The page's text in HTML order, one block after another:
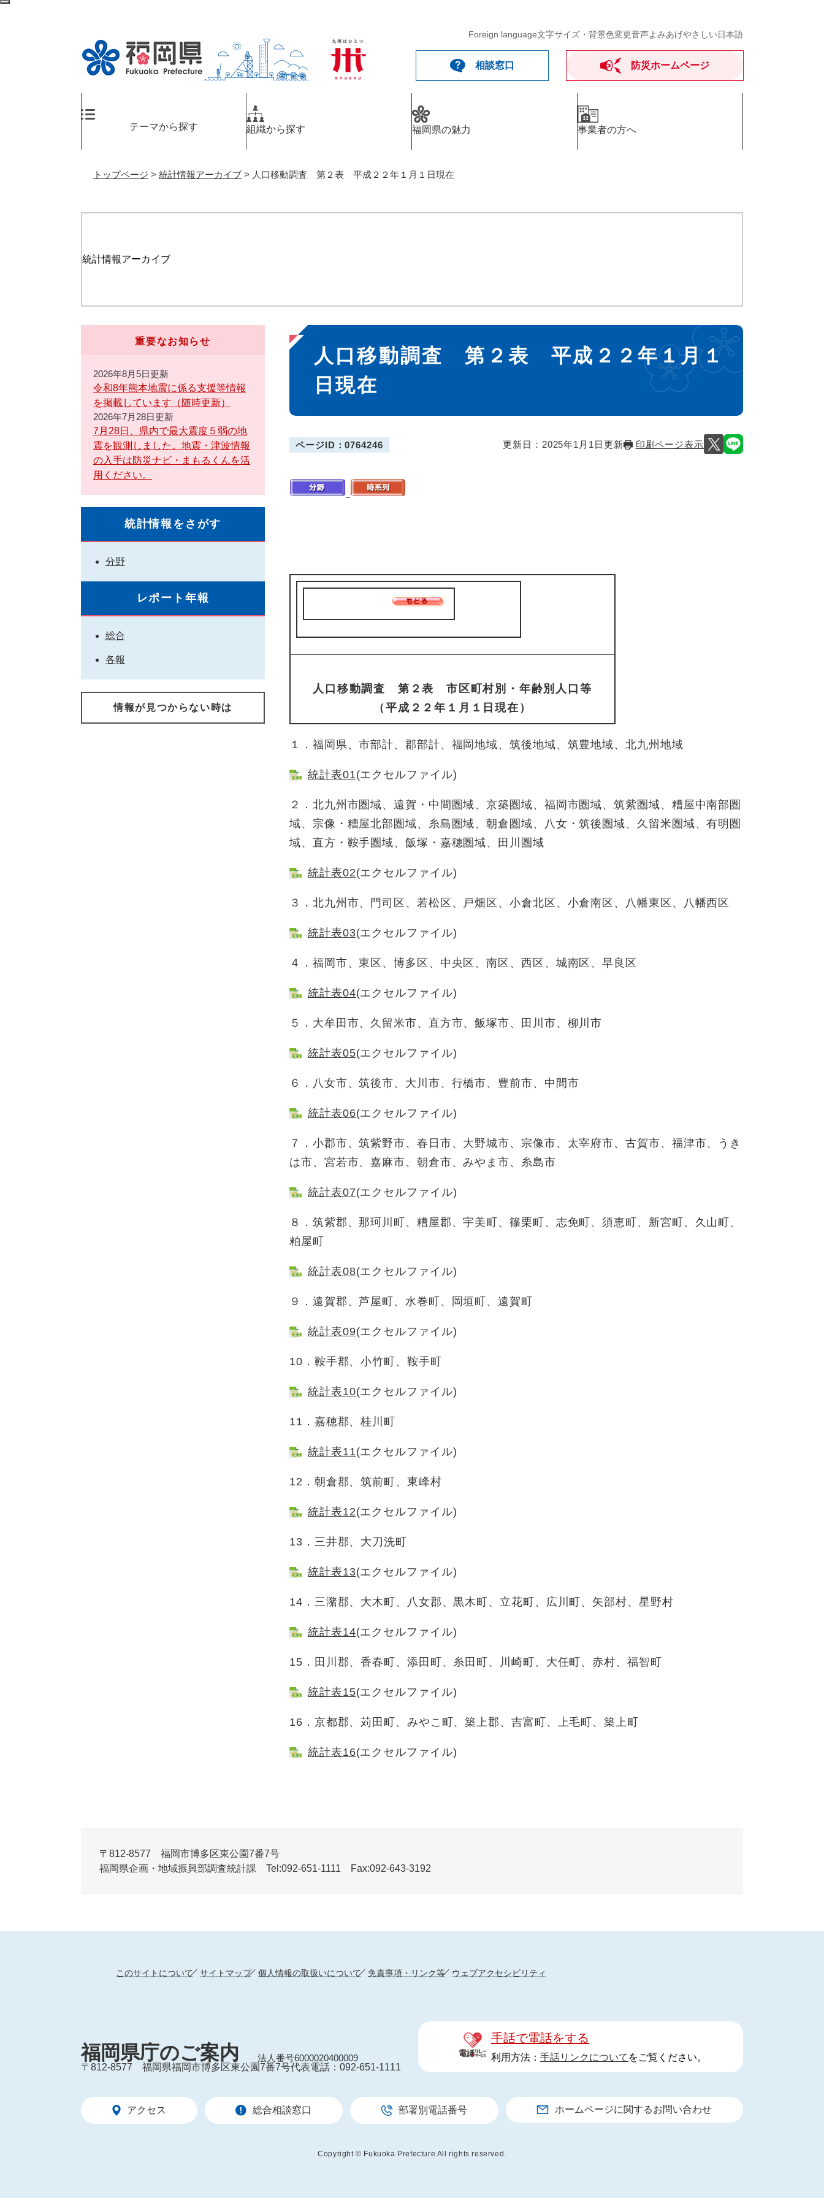
ペ
メ
Foreign language文字サイズ・背景色変更音声よみあげやさしい日本語
相談窓口 防災ホームページ
テーマから探す 組織から探す 福岡県の魅力 事業者の方へ
トップページ > 統計情報アーカイブ > 人口移動調査 第２表 平成２２年１月１日現在
統計情報アーカイブ
本
文
人口移動調査 第２表 平成２２年１月１
日現在
ページID：0764246 更新日：2025年1月1日更新 印刷ページ表示
人口移動調査 第２表 市区町村別・年齢別人口等
（平成２２年１月１日現在）
１．福岡県、市部計、郡部計、福岡地域、筑後地域、筑豊地域、北九州地域
統計表01(エクセルファイル)
２．北九州市圏域、遠賀・中間圏域、京築圏域、福岡市圏域、筑紫圏域、糟屋中南部圏
域、宗像・糟屋北部圏域、糸島圏域、朝倉圏域、八女・筑後圏域、久留米圏域、有明圏
域、直方・鞍手圏域、飯塚・嘉穂圏域、田川圏域
統計表02(エクセルファイル)
３．北九州市、門司区、若松区、戸畑区、小倉北区、小倉南区、八幡東区、八幡西区
統計表03(エクセルファイル)
４．福岡市、東区、博多区、中央区、南区、西区、城南区、早良区
統計表04(エクセルファイル)
５．大牟田市、久留米市、直方市、飯塚市、田川市、柳川市
統計表05(エクセルファイル)
６．八女市、筑後市、大川市、行橋市、豊前市、中間市
統計表06(エクセルファイル)
７．小郡市、筑紫野市、春日市、大野城市、宗像市、太宰府市、古賀市、福津市、うき
は市、宮若市、嘉麻市、朝倉市、みやま市、糸島市
統計表07(エクセルファイル)
８．筑紫郡、那珂川町、糟屋郡、宇美町、篠栗町、志免町、須恵町、新宮町、久山町、
粕屋町
統計表08(エクセルファイル)
９．遠賀郡、芦屋町、水巻町、岡垣町、遠賀町
統計表09(エクセルファイル)
10．鞍手郡、小竹町、鞍手町
統計表10(エクセルファイル)
11．嘉穂郡、桂川町
統計表11(エクセルファイル)
12．朝倉郡、筑前町、東峰村
統計表12(エクセルファイル)
13．三井郡、大刀洗町
統計表13(エクセルファイル)
14．三潴郡、大木町、八女郡、黒木町、立花町、広川町、矢部村、星野村
統計表14(エクセルファイル)
15．田川郡、香春町、添田町、糸田町、川崎町、大任町、赤村、福智町
統計表15(エクセルファイル)
16．京都郡、苅田町、みやこ町、築上郡、吉富町、上毛町、築上町
統計表16(エクセルファイル)
重要なお知らせ
2026年8月5日更新
令和8年熊本地震に係る支援等情報
を掲載しています（随時更新）
2026年7月28日更新
7月28日、県内で最大震度５弱の地
震を観測しました。地震・津波情報
の入手は防災ナビ・まもるくんを活
用ください。
統計情報をさがす
分野
レポート年報
総合
各報
情報が見つからない時は
〒812-8577 福岡市博多区東公園7番7号
福岡県企画・地域振興部調査統計課 Tel:092-651-1111 Fax:092-643-3192
このサイトについて サイトマップ 個人情報の取扱いについて 免責事項・リンク等 ウェブアクセシビリティ
福岡県庁のご案内
法人番号6000020400009
〒812-8577
福岡県福岡市博多区東公園7番7号代表電話：092-651-1111
手話で電話をする
利用方法： 手話リンクについて をご覧ください。
アクセス 総合相談窓口 部署別電話番号 ホームページに関するお問い合わせ
Copyright © Fukuoka Prefecture All rights reserved.